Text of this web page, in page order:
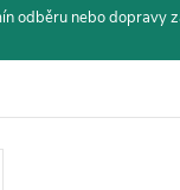
odběru nebo dopravy